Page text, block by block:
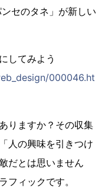
セのタネ」が新しい
してみよう
000046.ht
りますか？その収集
人の興味を引きつけ
だとは思いません
フィックです。